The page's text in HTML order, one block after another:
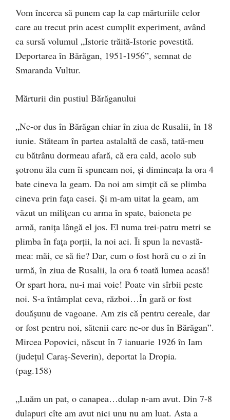
Vom încerca să punem cap la cap mărturiile celor
care au trecut prin acest cumplit experiment, având
ca sursă volumul „Istorie trăită-Istorie povestită.
Deportarea în Bărăgan, 1951-1956”, semnat de
Smaranda Vultur.
Mărturii din pustiul Bărăganului
„Ne-or dus în Bărăgan chiar în ziua de Rusalii, în 18
iunie. Stăteam în partea astalaltă de casă, tată-meu
cu bătrânu dormeau afară, că era cald, acolo sub
șotronu ăla cum îi spuneam noi, și dimineața la ora 4
bate cineva la geam. Da noi am simțit că se plimba
cineva prin fața casei. Și m-am uitat la geam, am
văzut un milițean cu arma în spate, baioneta pe
armă, ranița lângă el jos. El numa trei-patru metri se
plimba în fața porții, la noi aci. Îi spun la nevastă-
mea: măi, ce să fie? Dar, cum o fost horă cu o zi în
urmă, în ziua de Rusalii, la ora 6 toată lumea acasă!
Or spart hora, nu-i mai voie! Poate vin sîrbii peste
noi. S-a întâmplat ceva, război…În gară or fost
douășunu de vagoane. Am zis că pentru cereale, dar
or fost pentru noi, sătenii care ne-or dus în Bărăgan”.
Mircea Popovici, născut în 7 ianuarie 1926 în Iam
(județul Caraș-Severin), deportat la Dropia.
(pag.158)
„Luăm un pat, o canapea…dulap n-am avut. Din 7-8
dulapuri cîte am avut nici unu nu am luat. Asta a